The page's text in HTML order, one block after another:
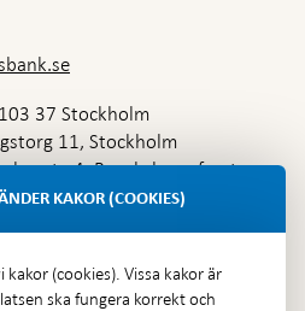
37 Stockholm
11, Stockholm
4, Brunkebergsfaret,
KAKOR (COOKIES)
(cookies). Vissa kakor är
ska fungera korrekt och